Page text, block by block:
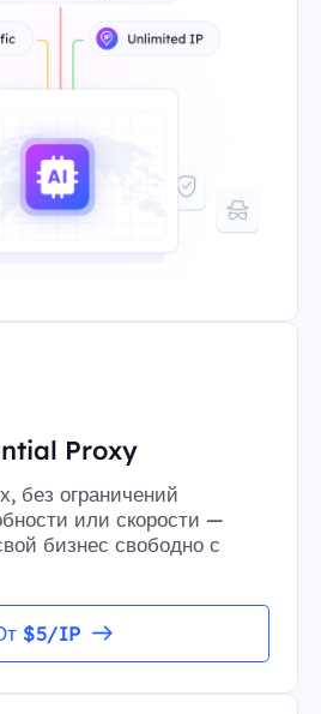
Proxy
без ограничений
или скорости —
бизнес свободно с
$5/IP